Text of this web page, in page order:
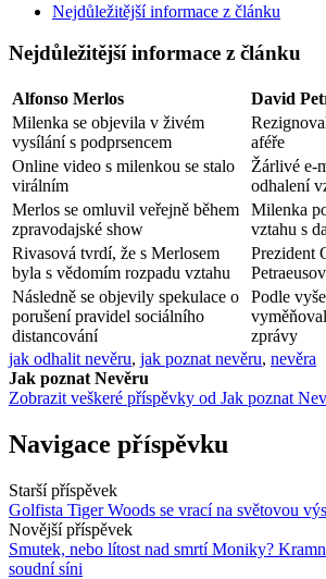
Nejdůležitější informace z článku
Nejdůležitější informace z článku
Alfonso Merlos
David
Milenka se objevila v živém
vysílání s podprsencem
aféře
Online video s milenkou se stalo
virálním
Žárlivé e-
odhalení
Merlos se omluvil veřejně během
zpravodajské show
Milenka
vztahu s
Rivasová tvrdí, že s Merlosem
byla s vědomím rozpadu vztahu
Prezident
Následně se objevily spekulace o
porušení pravidel sociálního
distancování
Podle
zprávy
jak odhalit nevěru, jak poznat nevěru, nevěra
Jak poznat Nevěru
Zobrazit veškeré příspěvky od Jak poznat
Navigace příspěvku
Starší příspěvek
Golfista Tiger Woods se vrací na světovou
Novější příspěvek
Smutek, nebo lítost nad smrtí Moniky?
soudní síni